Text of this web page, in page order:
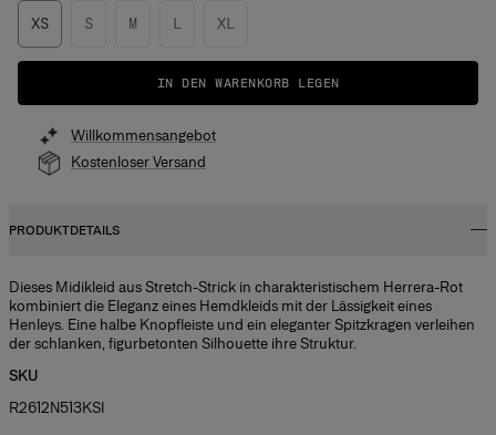
XS S M L XL
IN DEN WARENKORB LEGEN
Willkommensangebot
Kostenloser Versand
PRODUKTDETAILS
Dieses Midikleid aus Stretch-Strick in charakteristischem Herrera-Rot
kombiniert die Eleganz eines Hemdkleids mit der Lässigkeit eines
Henleys. Eine halbe Knopfleiste und ein eleganter Spitzkragen verleihen
der schlanken, figurbetonten Silhouette ihre Struktur.
SKU
R2612N513KSI